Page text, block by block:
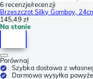
6 recenzje/recenzji
Brzeszczot Silky Gomboy,
145,49 zł
Na stanie
Porównaj
Szybka dostawa z
Darmowa wysyłka